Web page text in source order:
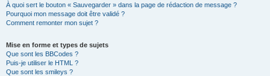
À quoi sert le bouton « Sauvegarder » dans la page de rédaction de message ?
Pourquoi mon message doit être validé ?
Comment remonter mon sujet ?
Mise en forme et types de sujets
Que sont les BBCodes ?
Puis-je utiliser le HTML ?
Que sont les smileys ?